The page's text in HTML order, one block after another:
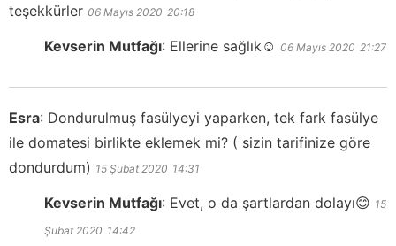
teşekkürler 06 Mayıs 2020 20:18
Kevserin Mutfağı: Ellerine sağlık☺️ 06 Mayıs 2020 21:27
Esra: Dondurulmuş fasülyeyi yaparken, tek fark fasülye
ile domatesi birlikte eklemek mi? ( sizin tarifinize göre
dondurdum) 15 Şubat 2020 14:31
Kevserin Mutfağı: Evet, o da şartlardan dolayı😊 15
Şubat 2020 14:42